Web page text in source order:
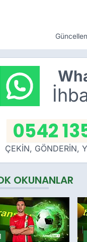
0542
ÇEKİN, GÖNDERİN,
OKUNANLAR